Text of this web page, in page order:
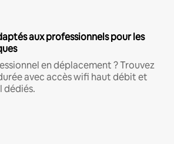
aux professionnels pour les
en déplacement ? Trouvez
avec accès wifi haut débit et
dédiés.